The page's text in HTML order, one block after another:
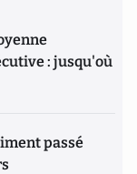
: jusqu'où
passé